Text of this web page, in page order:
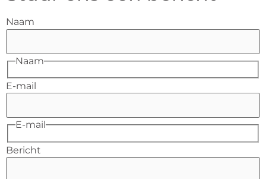
Naam
Naam
E-mail
E-mail
Bericht